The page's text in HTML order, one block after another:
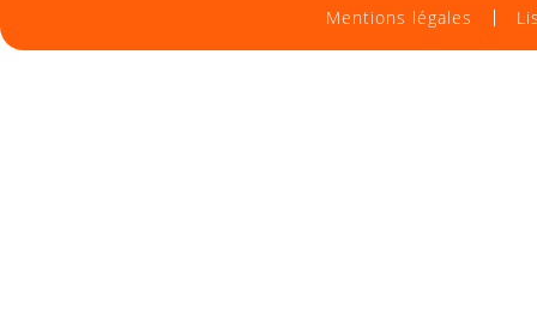
Mentions légales